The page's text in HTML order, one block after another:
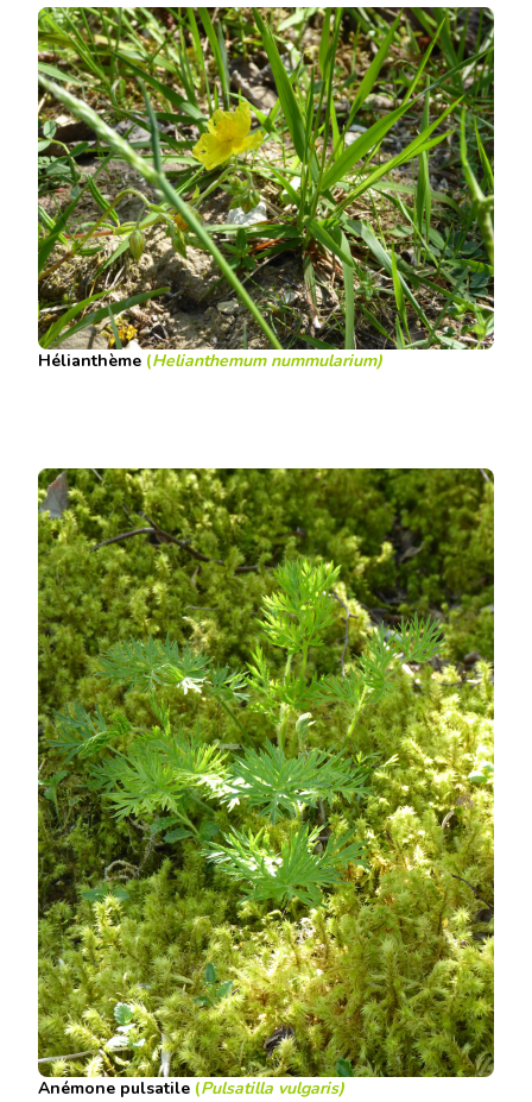
Hélianthème (Helianthemum nummularium)
Anémone pulsatile (Pulsatilla vulgaris)